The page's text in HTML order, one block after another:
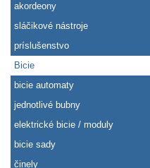
akordeony
sláčikové nástroje
príslušenstvo
Bicie
bicie automaty
jednotlivé bubny
elektrické bicie / moduly
bicie sady
činely